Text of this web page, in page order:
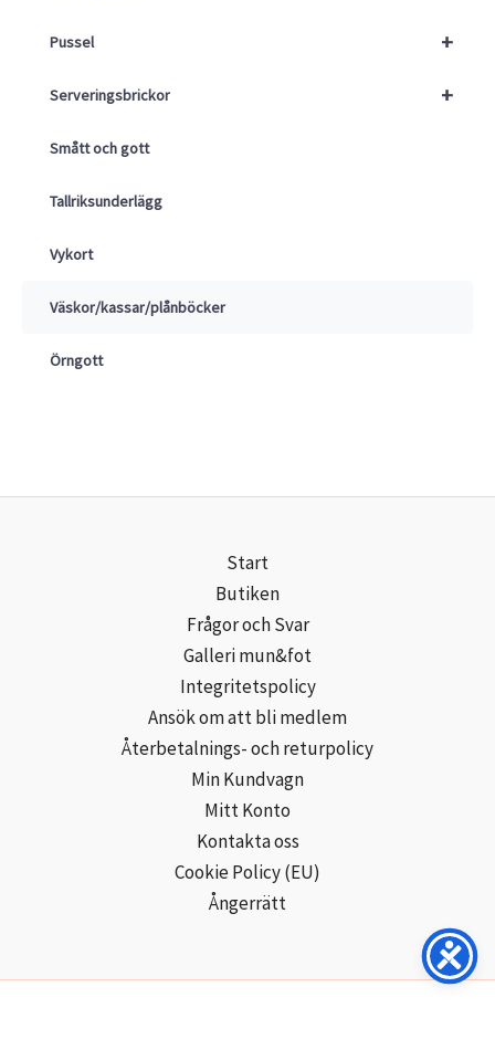
+
Pussel
+
Serveringsbrickor
Smått och gott
Tallriksunderlägg
Vykort
Väskor/kassar/plånböcker
Örngott
Start
Butiken
Frågor och Svar
Galleri mun&fot
Integritetspolicy
Ansök om att bli medlem
Återbetalnings- och returpolicy
Min Kundvagn
Mitt Konto
Kontakta oss
Cookie Policy (EU)
Ångerrätt